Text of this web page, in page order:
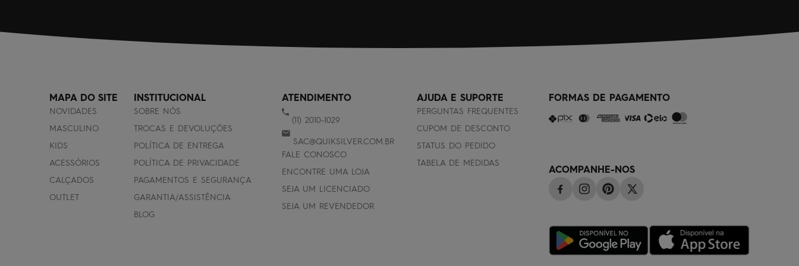
MAPA DO SITE
NOVIDADES
MASCULINO
KIDS
ACESSÓRIOS
CALÇADOS
OUTLET
INSTITUCIONAL
SOBRE NÓS
TROCAS E DEVOLUÇÕES
POLÍTICA DE ENTREGA
POLÍTICA DE PRIVACIDADE
PAGAMENTOS E SEGURANÇA
GARANTIA/ASSISTÊNCIA
BLOG
ATENDIMENTO
(11) 2010-1029
SAC@QUIKSILVER.COM.BR
FALE CONOSCO
ENCONTRE UMA LOJA
SEJA UM LICENCIADO
SEJA UM REVENDEDOR
AJUDA E SUPORTE
PERGUNTAS FREQUENTES
CUPOM DE DESCONTO
STATUS DO PEDIDO
TABELA DE MEDIDAS
FORMAS DE PAGAMENTO
ACOMPANHE-NOS